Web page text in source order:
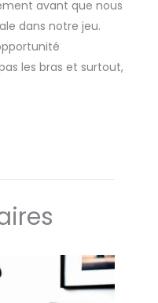
avant que nous
dans notre jeu.
les bras et surtout,